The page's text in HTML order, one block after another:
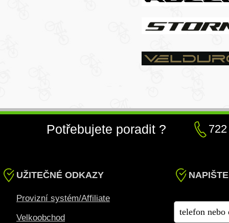
Potřebujete poradit ?
UŽITEČNÉ ODKAZY
Provizní systém/Affiliate
Velkoobchod